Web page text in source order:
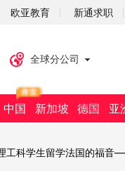
欧亚教育 新通求职
全球分公司
中国 新加坡 德国 亚
工科学生留学法国的福音